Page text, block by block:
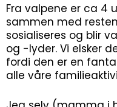
Fra valpene er ca 4
sammen med
sosialiseres og blir
og -lyder. Vi elsker
fordi den er en
alle våre